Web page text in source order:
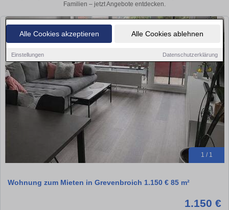
Alle Cookies akzeptieren Alle Cookies ablehnen
Einstellungen Datenschutzerklärung
Familien – jetzt Angebote entdecken.
1 / 1
Wohnung zum Mieten in Grevenbroich 1.150 € 85 m²
1.150 €